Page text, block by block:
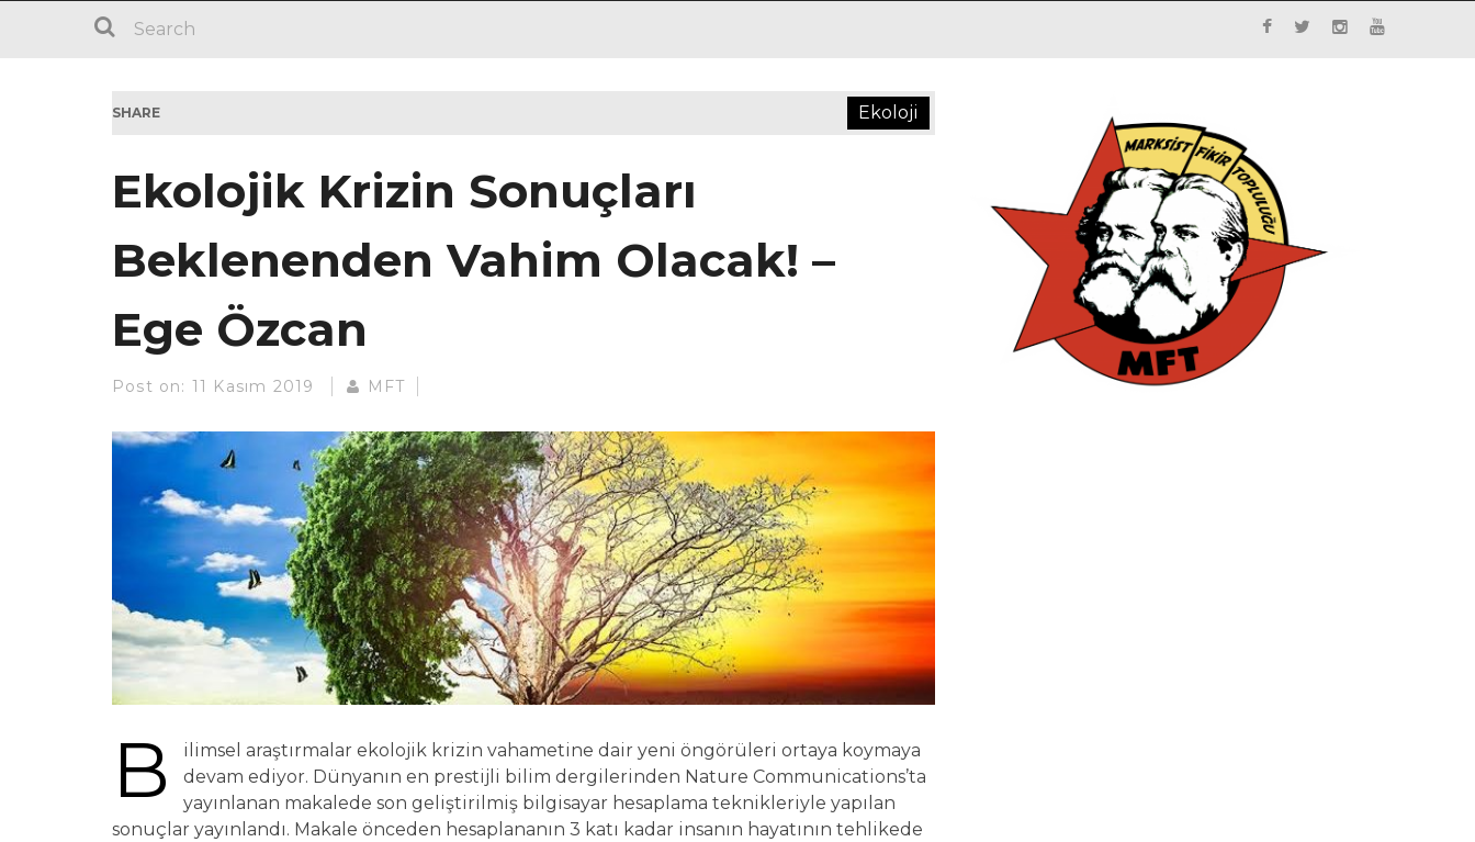
SHARE Ekoloji
Ekolojik Krizin Sonuçları
Beklenenden Vahim Olacak! –
Ege Özcan
Post on: 11 Kasım 2019 MFT
B
ilimsel araştırmalar ekolojik krizin vahametine dair yeni öngörüleri ortaya koymaya
devam ediyor. Dünyanın en prestijli bilim dergilerinden Nature Communications’ta
yayınlanan makalede son geliştirilmiş bilgisayar hesaplama teknikleriyle yapılan
sonuçlar yayınlandı. Makale önceden hesaplananın 3 katı kadar insanın hayatının tehlikede